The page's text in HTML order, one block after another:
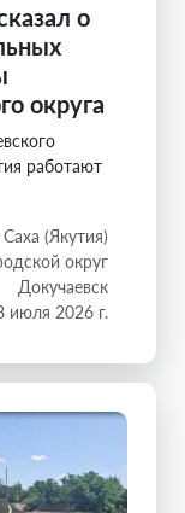
о
округа
работают
(Якутия)
округ
Докучаевск
июля 2026 г.